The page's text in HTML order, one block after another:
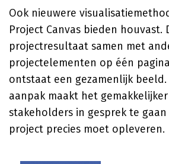
Ook nieuwere
Project Canvas bieden houvast.
projectresultaat samen met
projectelementen op één
ontstaat een gezamenlijk beeld.
aanpak maakt het
stakeholders in gesprek te
project precies moet opleveren.